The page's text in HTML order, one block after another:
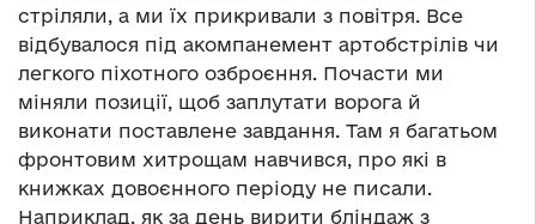
стріляли, а ми їх прикривали з повітря. Все
відбувалося під акомпанемент артобстрілів чи
легкого піхотного озброєння. Почасти ми
міняли позиції, щоб заплутати ворога й
виконати поставлене завдання. Там я багатьом
фронтовим хитрощам навчився, про які в
книжках довоєнного періоду не писали.
Наприклад, як за день вирити бліндаж з